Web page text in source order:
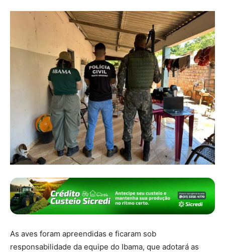
As aves foram apreendidas e ficaram sob
responsabilidade da equipe do Ibama, que adotará as